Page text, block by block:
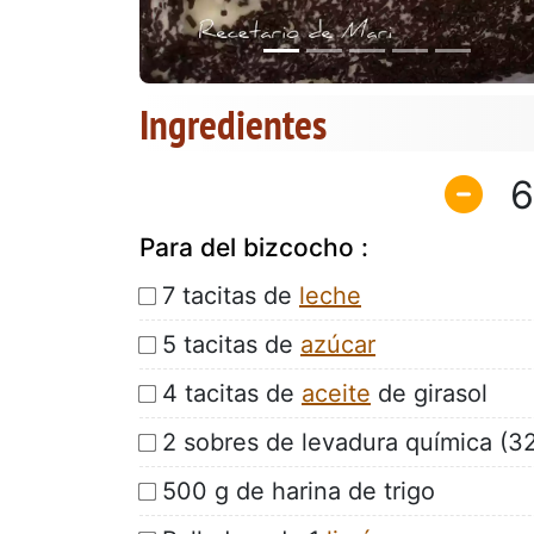
Ingredientes
6
Para del bizcocho :
7 tacitas de leche
5 tacitas de azúcar
4 tacitas de aceite de girasol
2 sobres de levadura química
500 g de harina de trigo